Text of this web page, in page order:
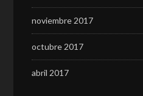
noviembre 2017
octubre 2017
abril 2017